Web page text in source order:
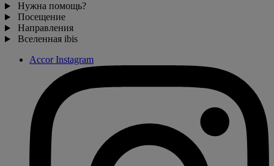
Нужна помощь?
Посещение
Направления
Вселенная ibis
Accor Instagram